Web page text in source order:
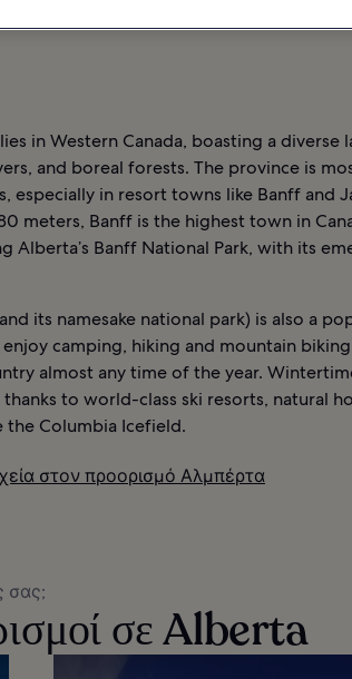
in Western Canada, boasting a diverse
and boreal forests. The province is
especially in resort towns like Banff and
meters, Banff is the highest town in
Alberta’s Banff National Park, with its
its namesake national park) is also a
enjoy camping, hiking and mountain
almost any time of the year.
to world-class ski resorts, natural
the Columbia Icefield.
στον προορισμό Αλμπέρτα
σας;
σε Alberta